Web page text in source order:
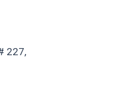
227,